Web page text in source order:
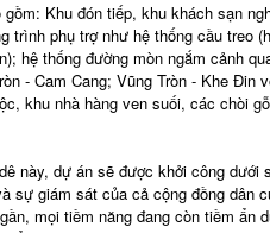
Khu đón tiếp, khu khách sạn
trình phụ trợ như hệ thống cầu treo
hệ thống đường mòn ngắm cảnh
- Cam Cang; Vũng Tròn - Khe Đin
khu nhà hàng ven suối, các chòi
này, dự án sẽ được khởi công
sự giám sát của cả cộng đồng dân
mọi tiềm năng đang còn tiềm ẩn